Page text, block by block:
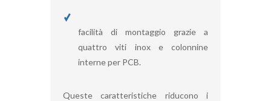
facilità di montaggio grazie a
quattro viti inox e colonnine
interne per PCB.
Queste caratteristiche riducono i